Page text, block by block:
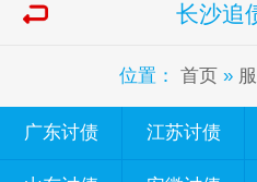
长沙追
位置： 首页 »
广东讨债 江苏讨债